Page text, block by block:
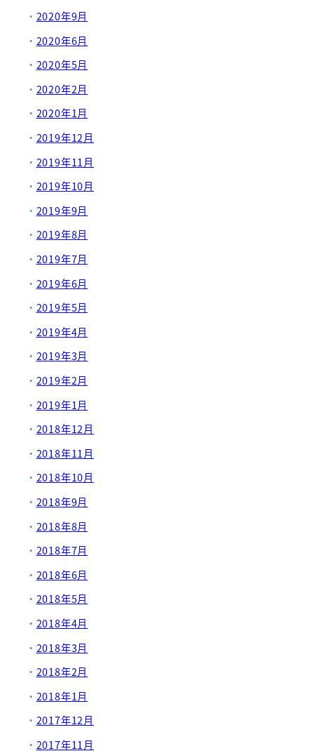
2020年9月
2020年6月
2020年5月
2020年2月
2020年1月
2019年12月
2019年11月
2019年10月
2019年9月
2019年8月
2019年7月
2019年6月
2019年5月
2019年4月
2019年3月
2019年2月
2019年1月
2018年12月
2018年11月
2018年10月
2018年9月
2018年8月
2018年7月
2018年6月
2018年5月
2018年4月
2018年3月
2018年2月
2018年1月
2017年12月
2017年11月